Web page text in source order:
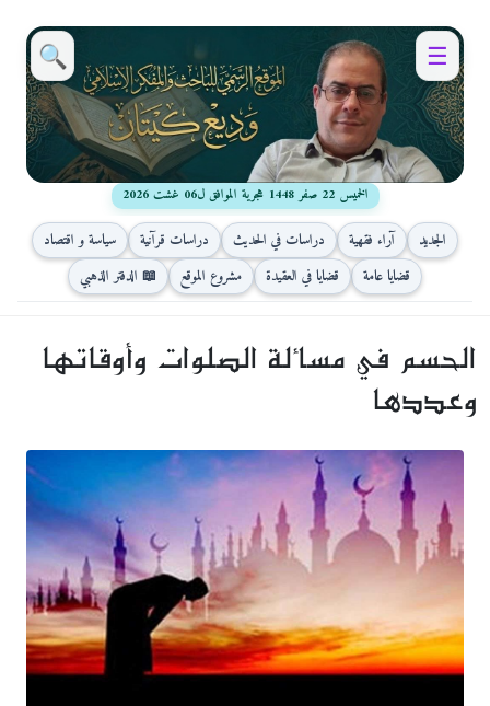
☰
🔍
الخميس 22 صفر 1448 هجرية الموافق ل06 غشت 2026
الجديد آراء فقهية دراسات في الحديث دراسات قرآنية
سياسة و اقتصاد
قضايا عامة
قضايا في العقيدة مشروع الموقع 📖 الدفتر الذهبي
الحسم في مسألة الصلوات وأوقاتها
وعددها